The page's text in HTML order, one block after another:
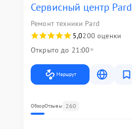
Сервисный центр Pard
Ремонт техники Pard
5,0200 оценки
Открыто до 21:00
Маршрут
ОбзорОтзывы 260